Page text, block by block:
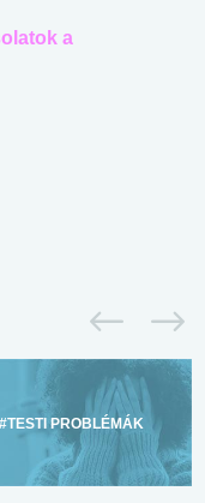
a
#TESTI PROBLÉMÁK